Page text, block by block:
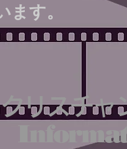
ます。
クリスチャ